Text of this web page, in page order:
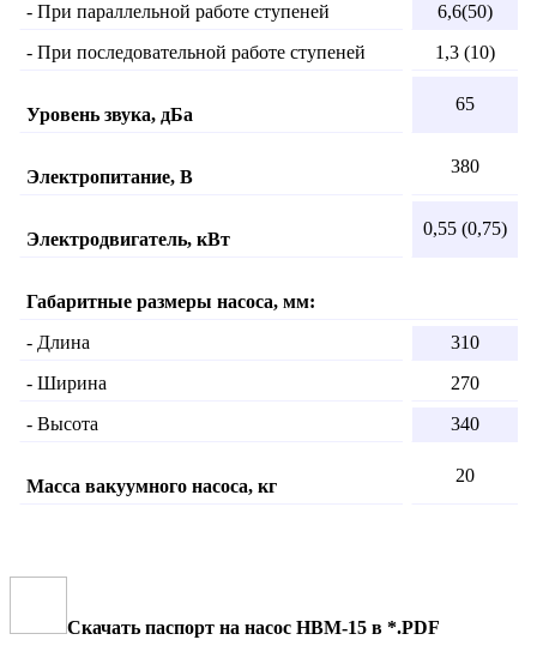
- При параллельной работе ступеней
6,6(50)
- При последовательной работе ступеней
1,3 (10)
Уровень звука, дБа
65
Электропитание, В
380
Электродвигатель, кВт
0,55 (0,75)
Габаритные размеры насоса, мм:
- Длина
310
- Ширина
270
- Высота
340
Масса вакуумного насоса, кг
20
Скачать паспорт на насос НВМ-15 в *.PDF